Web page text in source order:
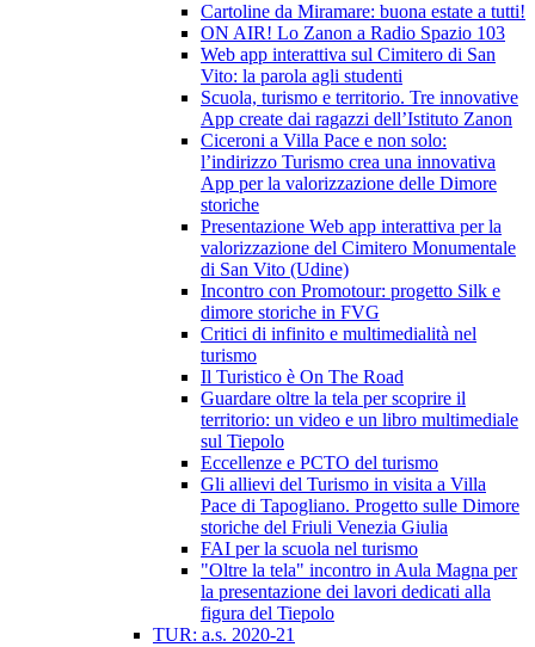
Cartoline da Miramare: buona estate a tutti!
ON AIR! Lo Zanon a Radio Spazio 103
Web app interattiva sul Cimitero di San
Vito: la parola agli studenti
Scuola, turismo e territorio. Tre innovative
App create dai ragazzi dell’Istituto Zanon
Ciceroni a Villa Pace e non solo:
l’indirizzo Turismo crea una innovativa
App per la valorizzazione delle Dimore
storiche
Presentazione Web app interattiva per la
valorizzazione del Cimitero Monumentale
di San Vito (Udine)
Incontro con Promotour: progetto Silk e
dimore storiche in FVG
Critici di infinito e multimedialità nel
turismo
Il Turistico è On The Road
Guardare oltre la tela per scoprire il
territorio: un video e un libro multimediale
sul Tiepolo
Eccellenze e PCTO del turismo
Gli allievi del Turismo in visita a Villa
Pace di Tapogliano. Progetto sulle Dimore
storiche del Friuli Venezia Giulia
FAI per la scuola nel turismo
"Oltre la tela" incontro in Aula Magna per
la presentazione dei lavori dedicati alla
figura del Tiepolo
TUR: a.s. 2020-21